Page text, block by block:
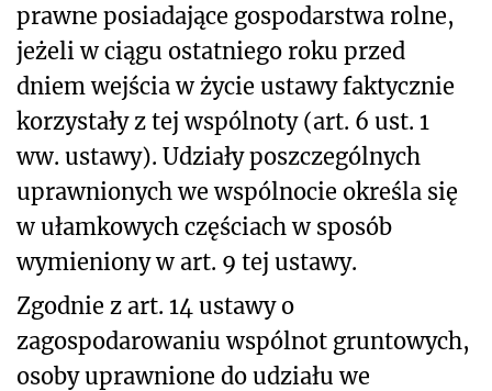
prawne posiadające gospodarstwa rolne,
jeżeli w ciągu ostatniego roku przed
dniem wejścia w życie ustawy faktycznie
korzystały z tej wspólnoty (art. 6 ust. 1
ww. ustawy). Udziały poszczególnych
uprawnionych we wspólnocie określa się
w ułamkowych częściach w sposób
wymieniony w art. 9 tej ustawy.
Zgodnie z art. 14 ustawy o
zagospodarowaniu wspólnot gruntowych,
osoby uprawnione do udziału we